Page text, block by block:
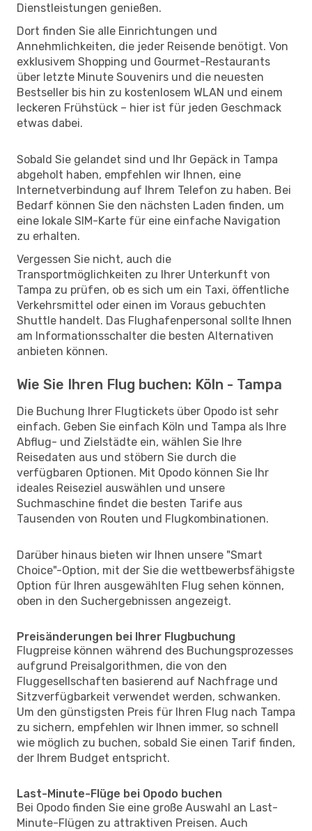
Dienstleistungen genießen.
Dort finden Sie alle Einrichtungen und
Annehmlichkeiten, die jeder Reisende benötigt. Von
exklusivem Shopping und Gourmet-Restaurants
über letzte Minute Souvenirs und die neuesten
Bestseller bis hin zu kostenlosem WLAN und einem
leckeren Frühstück – hier ist für jeden Geschmack
etwas dabei.
Sobald Sie gelandet sind und Ihr Gepäck in Tampa
abgeholt haben, empfehlen wir Ihnen, eine
Internetverbindung auf Ihrem Telefon zu haben. Bei
Bedarf können Sie den nächsten Laden finden, um
eine lokale SIM-Karte für eine einfache Navigation
zu erhalten.
Vergessen Sie nicht, auch die
Transportmöglichkeiten zu Ihrer Unterkunft von
Tampa zu prüfen, ob es sich um ein Taxi, öffentliche
Verkehrsmittel oder einen im Voraus gebuchten
Shuttle handelt. Das Flughafenpersonal sollte Ihnen
am Informationsschalter die besten Alternativen
anbieten können.
Wie Sie Ihren Flug buchen: Köln - Tampa
Die Buchung Ihrer Flugtickets über Opodo ist sehr
einfach. Geben Sie einfach Köln und Tampa als Ihre
Abflug- und Zielstädte ein, wählen Sie Ihre
Reisedaten aus und stöbern Sie durch die
verfügbaren Optionen. Mit Opodo können Sie Ihr
ideales Reiseziel auswählen und unsere
Suchmaschine findet die besten Tarife aus
Tausenden von Routen und Flugkombinationen.
Darüber hinaus bieten wir Ihnen unsere "Smart
Choice"-Option, mit der Sie die wettbewerbsfähigste
Option für Ihren ausgewählten Flug sehen können,
oben in den Suchergebnissen angezeigt.
Preisänderungen bei Ihrer Flugbuchung
Flugpreise können während des Buchungsprozesses
aufgrund Preisalgorithmen, die von den
Fluggesellschaften basierend auf Nachfrage und
Sitzverfügbarkeit verwendet werden, schwanken.
Um den günstigsten Preis für Ihren Flug nach Tampa
zu sichern, empfehlen wir Ihnen immer, so schnell
wie möglich zu buchen, sobald Sie einen Tarif finden,
der Ihrem Budget entspricht.
Last-Minute-Flüge bei Opodo buchen
Bei Opodo finden Sie eine große Auswahl an Last-
Minute-Flügen zu attraktiven Preisen. Auch